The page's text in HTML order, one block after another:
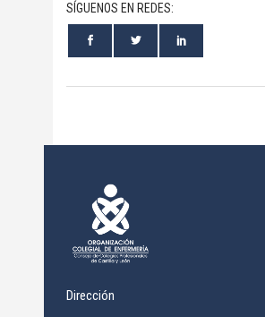
SÍGUENOS EN REDES:
Dirección